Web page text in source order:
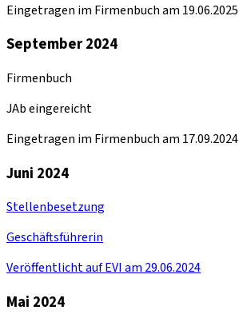
Eingetragen im Firmenbuch am 19.06.2025
September 2024
Firmenbuch
JAb eingereicht
Eingetragen im Firmenbuch am 17.09.2024
Juni 2024
Stellenbesetzung
Geschäftsführerin
Veröffentlicht auf EVI am 29.06.2024
Mai 2024